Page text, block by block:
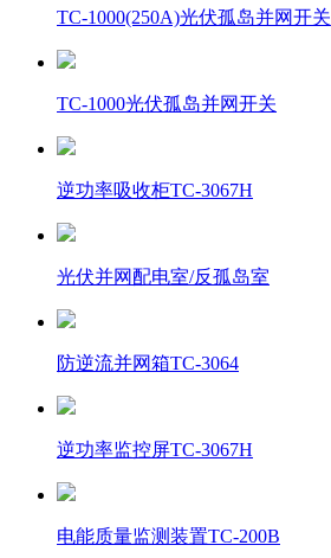
TC-1000(250A)光伏孤岛并网开关
TC-1000光伏孤岛并网开关
逆功率吸收柜TC-3067H
光伏并网配电室/反孤岛室
防逆流并网箱TC-3064
逆功率监控屏TC-3067H
电能质量监测装置TC-200B